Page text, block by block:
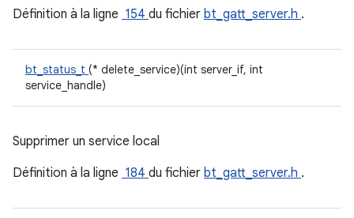
Définition à la ligne 154 du fichier bt_gatt_server.h .
bt_status_t (* delete_service)(int server_if, int
service_handle)
Supprimer un service local
Définition à la ligne 184 du fichier bt_gatt_server.h .